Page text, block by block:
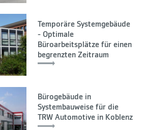
Temporäre Systemgebäude
- Optimale
Büroarbeitsplätze für einen
begrenzten Zeitraum
Bürogebäude in
Systembauweise für die
TRW Automotive in Koblenz